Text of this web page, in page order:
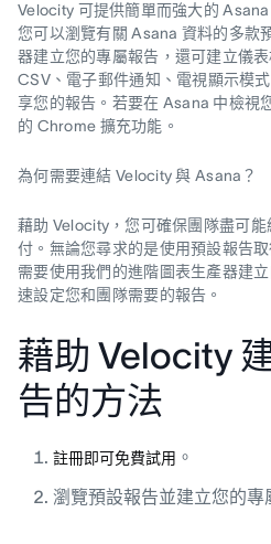
Velocity 可提供簡單而強大的
您可以瀏覽有關 Asana 資料的多款
器建立您的專屬報告，還可建立儀
CSV、電子郵件通知、電視顯示模
享您的報告。若要在 Asana 中檢視
的 Chrome 擴充功能。
為何需要連結 Velocity 與 Asana？
藉助 Velocity，您可確保團隊盡可
付。無論您尋求的是使用預設報告
需要使用我們的進階圖表生產器建
速設定您和團隊需要的報告。
藉助 Velocity
告的方法
註冊即可免費試用 。
瀏覽預設報告並建立您的專